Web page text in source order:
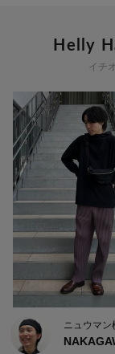
Helly
イチ
ニュウマン